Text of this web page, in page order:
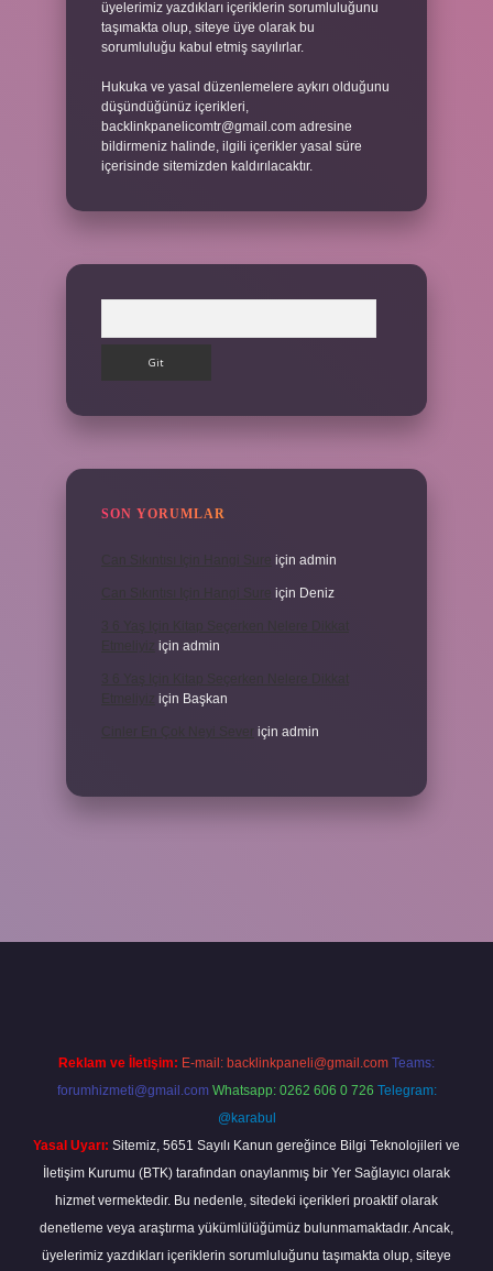
üyelerimiz yazdıkları içeriklerin sorumluluğunu
taşımakta olup, siteye üye olarak bu
sorumluluğu kabul etmiş sayılırlar.
Hukuka ve yasal düzenlemelere aykırı olduğunu
düşündüğünüz içerikleri,
backlinkpanelicomtr@gmail.com adresine
bildirmeniz halinde, ilgili içerikler yasal süre
içerisinde sitemizden kaldırılacaktır.
SON YORUMLAR
için admin
için Deniz
için admin
için Başkan
için admin
Reklam ve İletişim: E-mail: backlinkpaneli@gmail.com Teams:
forumhizmeti@gmail.com Whatsapp: 0262 606 0 726 Telegram:
@karabul
Yasal Uyarı: Sitemiz, 5651 Sayılı Kanun gereğince Bilgi Teknolojileri ve
İletişim Kurumu (BTK) tarafından onaylanmış bir Yer Sağlayıcı olarak
hizmet vermektedir. Bu nedenle, sitedeki içerikleri proaktif olarak
denetleme veya araştırma yükümlülüğümüz bulunmamaktadır. Ancak,
üyelerimiz yazdıkları içeriklerin sorumluluğunu taşımakta olup, siteye